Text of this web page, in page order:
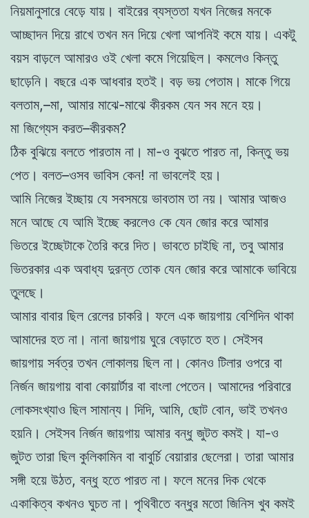
নিয়মানুসারে বেড়ে যায়। বাইরের ব্যস্ততা যখন নিজের মনকে
আচ্ছাদন দিয়ে রাখে তখন মন দিয়ে খেলা আপনিই কমে যায়। একটু
বয়স বাড়লে আমারও ওই খেলা কমে গিয়েছিল। কমলেও কিন্তু
ছাড়েনি। বছরে এক আধবার হতই। বড় ভয় পেতাম। মাকে গিয়ে
বলতাম,–মা, আমার মাঝে-মাঝে কীরকম যেন সব মনে হয়।
মা জিগ্যেস করত–কীরকম?
ঠিক বুঝিয়ে বলতে পারতাম না। মা-ও বুঝতে পারত না, কিন্তু ভয়
পেত। বলত–ওসব ভাবিস কেন! না ভাবলেই হয়।
আমি নিজের ইচ্ছায় যে সবসময়ে ভাবতাম তা নয়। আমার আজও
মনে আছে যে আমি ইচ্ছে করলেও কে যেন জোর করে আমার
ভিতরে ইচ্ছেটাকে তৈরি করে দিত। ভাবতে চাইছি না, তবু আমার
ভিতরকার এক অবাধ্য দুরন্ত তোক যেন জোর করে আমাকে ভাবিয়ে
তুলছে।
আমার বাবার ছিল রেলের চাকরি। ফলে এক জায়গায় বেশিদিন থাকা
আমাদের হত না। নানা জায়গায় ঘুরে বেড়াতে হত। সেইসব
জায়গায় সর্বত্র তখন লোকালয় ছিল না। কোনও টিলার ওপরে বা
নির্জন জায়গায় বাবা কোয়ার্টার বা বাংলা পেতেন। আমাদের পরিবারে
লোকসংখ্যাও ছিল সামান্য। দিদি, আমি, ছোট বোন, ভাই তখনও
হয়নি। সেইসব নির্জন জায়গায় আমার বন্ধু জুটত কমই। যা-ও
জুটত তারা ছিল কুলিকামিন বা বাবুর্চি বেয়ারার ছেলেরা। তারা আমার
সঙ্গী হয়ে উঠত, বন্ধু হতে পারত না। ফলে মনের দিক থেকে
একাকিত্ব কখনও ঘুচত না। পৃথিবীতে বন্ধুর মতো জিনিস খুব কমই